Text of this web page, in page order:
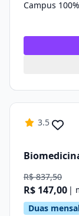
Campus
3.5
R$ 837,50
R$ 147,00 |
Duas